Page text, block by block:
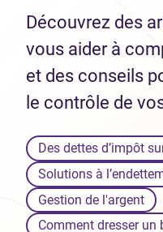
Découvrez des
vous aider à
et des conseils
le contrôle de
Des dettes d’impôt
Solutions à
Gestion de l'argent
Comment dresser un